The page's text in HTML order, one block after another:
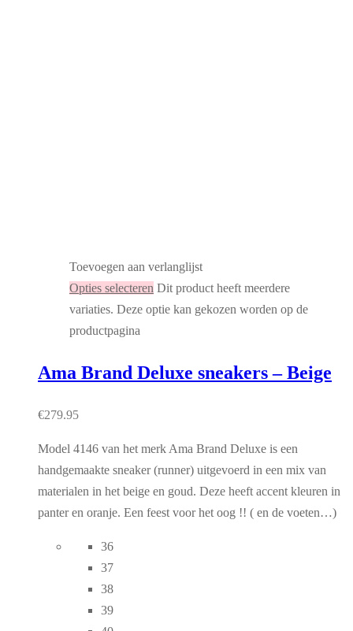
Toevoegen aan verlanglijst
Opties selecteren Dit product heeft meerdere
variaties. Deze optie kan gekozen worden op de
productpagina
Ama Brand Deluxe sneakers – Beige
€279.95
Model 4146 van het merk Ama Brand Deluxe is een
handgemaakte sneaker (runner) uitgevoerd in een mix van
materialen in het beige en goud. Deze heeft accent kleuren in
panter en oranje. Een feest voor het oog !! ( en de voeten…)
36
37
38
39